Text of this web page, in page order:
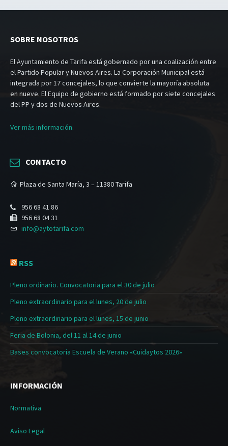
SOBRE NOSOTROS
El Ayuntamiento de Tarifa está gobernado por una coalización entre
el Partido Popular y Nuevos Aires. La Corporación Municipal está
integrada por 17 concejales, lo que convierte la mayoría absoluta
en nueve. El Equipo de gobierno está formado por siete concejales
del PP y dos de Nuevos Aires.
Ver más información.
CONTACTO
Plaza de Santa María, 3 – 11380 Tarifa
956 68 41 86
956 68 04 31
info@aytotarifa.com
RSS
Pleno ordinario. Convocatoria para el 30 de julio
Pleno extraordinario para el lunes, 20 de julio
Pleno extraordinario para el lunes, 15 de junio
Feria de Bolonia, del 11 al 14 de junio
Bases convocatoria Escuela de Verano «Cuidaytos 2026»
INFORMACIÓN
Normativa
Aviso Legal